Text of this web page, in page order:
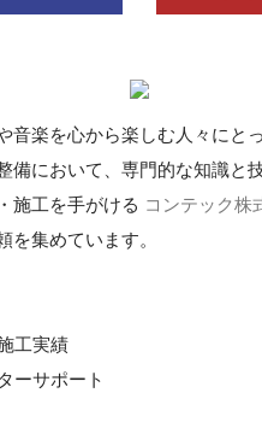
音楽を心から楽しむ人々にと
において、専門的な知識と
施工を手がける コンテック株
を集めています。
工実績
ーサポート